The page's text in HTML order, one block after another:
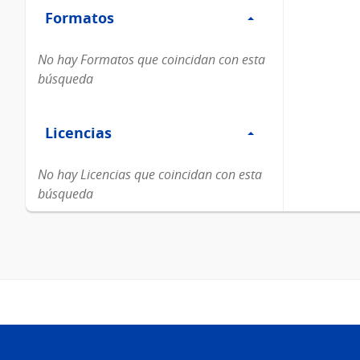
Formatos
Formatos
No hay Formatos que coincidan con esta
búsqueda
Licencias
Licencias
No hay Licencias que coincidan con esta
búsqueda